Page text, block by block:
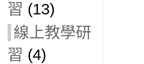
習 (13)
線上教學研
習 (4)